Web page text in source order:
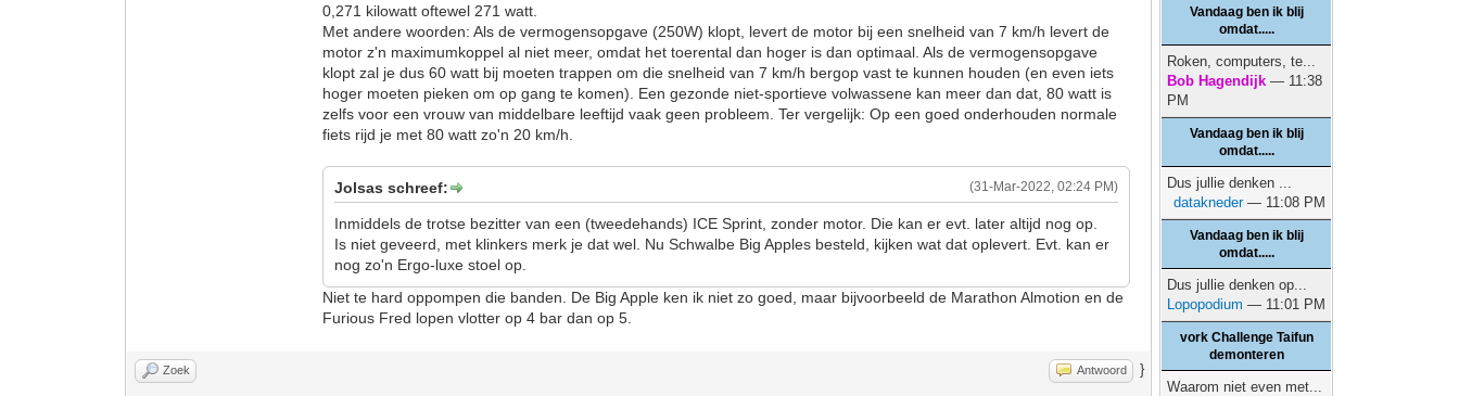
0,271 kilowatt oftewel 271 watt.
Met andere woorden: Als de vermogensopgave (250W) klopt, levert de motor bij een snelheid van 7 km/h levert de
motor z'n maximumkoppel al niet meer, omdat het toerental dan hoger is dan optimaal. Als de vermogensopgave
klopt zal je dus 60 watt bij moeten trappen om die snelheid van 7 km/h bergop vast te kunnen houden (en even iets
hoger moeten pieken om op gang te komen). Een gezonde niet-sportieve volwassene kan meer dan dat, 80 watt is
zelfs voor een vrouw van middelbare leeftijd vaak geen probleem. Ter vergelijk: Op een goed onderhouden normale
fiets rijd je met 80 watt zo'n 20 km/h.
(31-Mar-2022, 02:24 PM)
Jolsas schreef:
Inmiddels de trotse bezitter van een (tweedehands) ICE Sprint, zonder motor. Die kan er evt. later altijd nog op.
Is niet geveerd, met klinkers merk je dat wel. Nu Schwalbe Big Apples besteld, kijken wat dat oplevert. Evt. kan er
nog zo'n Ergo-luxe stoel op.
Niet te hard oppompen die banden. De Big Apple ken ik niet zo goed, maar bijvoorbeeld de Marathon Almotion en de
Furious Fred lopen vlotter op 4 bar dan op 5.
Zoek Antwoord }
Vandaag ben ik blij
omdat.....
Roken, computers, te...
Bob Hagendijk — 11:38
PM
Vandaag ben ik blij
omdat.....
Dus jullie denken ...
datakneder— 11:08 PM
Vandaag ben ik blij
omdat.....
Dus jullie denken op...
Lopopodium — 11:01 PM
vork Challenge Taifun
demonteren
Waarom niet even met...